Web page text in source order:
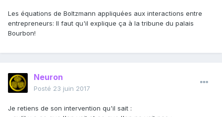
Les équations de Boltzmann appliquées aux interactions entre
entrepreneurs: Il faut qu'il explique ça à la tribune du palais
Bourbon!
Neuron
Posté 23 juin 2017
Je retiens de son intervention qu'il sait :